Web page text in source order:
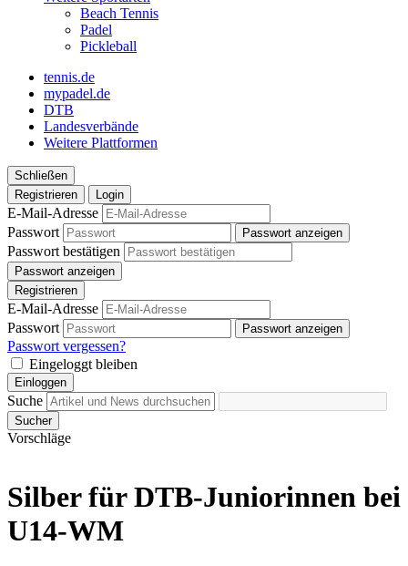
Beach Tennis
Padel
Pickleball
tennis.de
mypadel.de
DTB
Landesverbände
Weitere Plattformen
Schließen
Registrieren
Login
E-Mail-Adresse
Passwort
Passwort anzeigen
Passwort bestätigen
Passwort anzeigen
Registrieren
E-Mail-Adresse
Passwort
Passwort anzeigen
Passwort vergessen?
Eingeloggt bleiben
Einloggen
Suche
Sucher
Vorschläge
Silber für DTB-Juniorinnen bei
U14-WM